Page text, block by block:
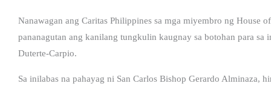
Nanawagan ang Caritas Philippines sa mga miyembro ng House
pananagutan ang kanilang tungkulin kaugnay sa botohan para sa
Duterte-Carpio.
Sa inilabas na pahayag ni San Carlos Bishop Gerardo Alminaza,